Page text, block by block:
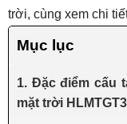
trời, cùng xem chi
Mục lục
1. Đặc điểm cấu
mặt trời